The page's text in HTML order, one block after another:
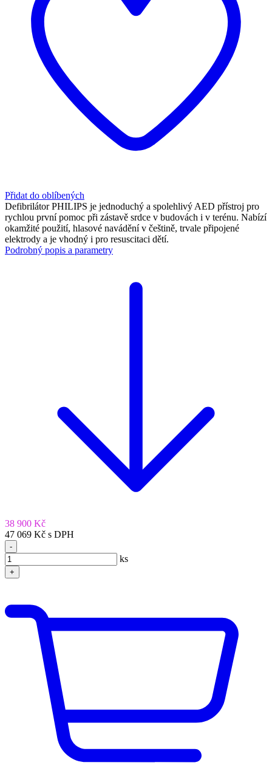
Přidat do oblíbených
Defibrilátor PHILIPS je jednoduchý a spolehlivý AED přístroj pro
rychlou první pomoc při zástavě srdce v budovách i v terénu. Nabízí
okamžité použití, hlasové navádění v češtině, trvale připojené
elektrody a je vhodný i pro resuscitaci dětí.
Podrobný popis a parametry
38 900 Kč
47 069 Kč s DPH
-
ks
+